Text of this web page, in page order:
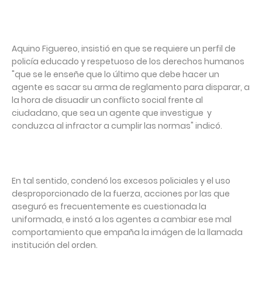
Aquino Figuereo, insistió en que se requiere un perfil de
policía educado y respetuoso de los derechos humanos
"que se le enseñe que lo último que debe hacer un
agente es sacar su arma de reglamento para disparar, a
la hora de disuadir un conflicto social frente al
ciudadano, que sea un agente que investigue y
conduzca al infractor a cumplir las normas" indicó.
En tal sentido, condenó los excesos policiales y el uso
desproporcionado de la fuerza, acciones por las que
aseguró es frecuentemente es cuestionada la
uniformada, e instó a los agentes a cambiar ese mal
comportamiento que empaña la imágen de la llamada
institución del orden.